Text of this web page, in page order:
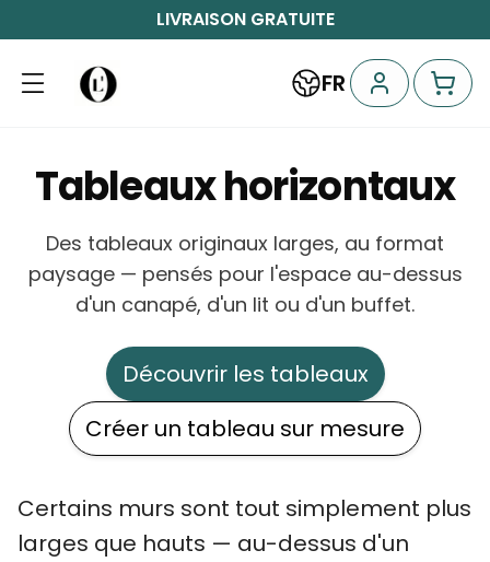
LIVRAISON GRATUITE
FR
Tableaux horizontaux
Des tableaux originaux larges, au format
paysage — pensés pour l'espace au-dessus
d'un canapé, d'un lit ou d'un buffet.
Découvrir les tableaux
Créer un tableau sur mesure
Certains murs sont tout simplement plus
larges que hauts — au-dessus d'un